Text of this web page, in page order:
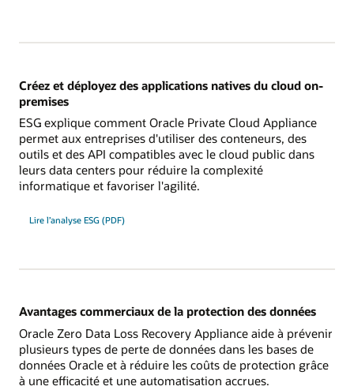
Créez et déployez des applications natives du cloud on-
premises
ESG explique comment Oracle Private Cloud Appliance
permet aux entreprises d'utiliser des conteneurs, des
outils et des API compatibles avec le cloud public dans
leurs data centers pour réduire la complexité
informatique et favoriser l'agilité.
Lire l’analyse ESG (PDF)
Avantages commerciaux de la protection des données
Oracle Zero Data Loss Recovery Appliance aide à prévenir
plusieurs types de perte de données dans les bases de
données Oracle et à réduire les coûts de protection grâce
à une efficacité et une automatisation accrues.